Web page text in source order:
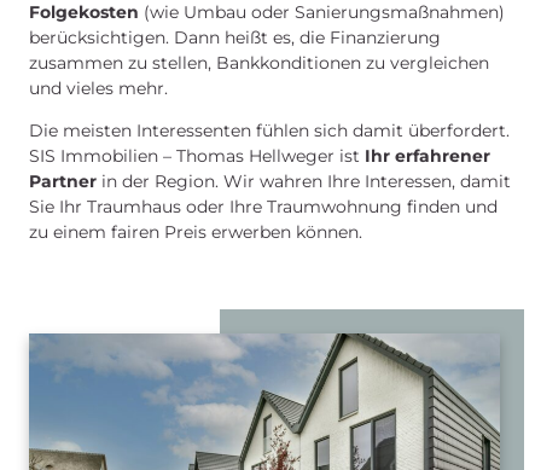
Folgekosten (wie Umbau oder Sanierungsmaßnahmen)
berücksichtigen. Dann heißt es, die Finanzierung
zusammen zu stellen, Bankkonditionen zu vergleichen
und vieles mehr.
Die meisten Interessenten fühlen sich damit überfordert.
SIS Immobilien – Thomas Hellweger ist Ihr erfahrener
Partner in der Region. Wir wahren Ihre Interessen, damit
Sie Ihr Traumhaus oder Ihre Traumwohnung finden und
zu einem fairen Preis erwerben können.